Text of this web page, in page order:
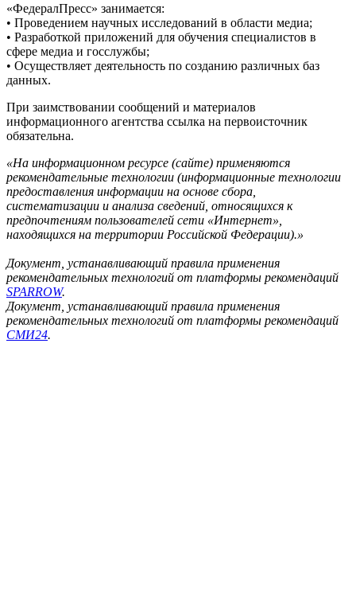
«ФедералПресс» занимается:
• Проведением научных исследований в области медиа;
• Разработкой приложений для обучения специалистов в
сфере медиа и госслужбы;
• Осуществляет деятельность по созданию различных баз
данных.
При заимствовании сообщений и материалов
информационного агентства ссылка на первоисточник
обязательна.
«На информационном ресурсе (сайте) применяются
рекомендательные технологии (информационные технологии
предоставления информации на основе сбора,
систематизации и анализа сведений, относящихся к
предпочтениям пользователей сети «Интернет»,
находящихся на территории Российской Федерации).»
Документ, устанавливающий правила применения
рекомендательных технологий от платформы рекомендаций
SPARROW.
Документ, устанавливающий правила применения
рекомендательных технологий от платформы рекомендаций
СМИ24.